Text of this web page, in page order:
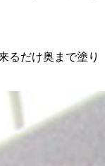
るだけ奥まで塗り